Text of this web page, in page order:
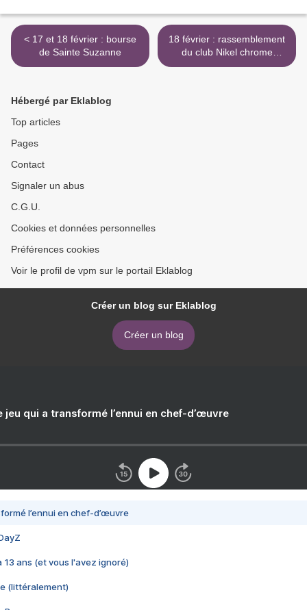
< 17 et 18 février : bourse
de Sainte Suzanne
18 février : rassemblement
du club Nikel chrome
Hossegor >
Hébergé par Eklablog
Top articles
Pages
Contact
Signaler un abus
C.G.U.
Cookies et données personnelles
Préférences cookies
Voir le profil de vpm sur le portail Eklablog
Créer un blog sur Eklablog
Créer un blog
jeu qui a transformé l’ennui en chef-d’œuvre
l’ennui en chef-d’œuvre
13 ans (et vous l'avez ignoré)
(littéralement)